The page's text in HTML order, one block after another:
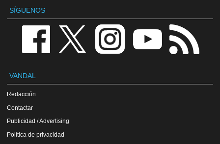
SÍGUENOS
VANDAL
Redacción
Contactar
Publicidad / Advertising
Política de privacidad